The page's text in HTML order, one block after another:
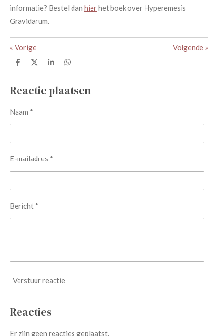
informatie? Bestel dan hierhet boek over Hyperemesis
Gravidarum.
« Vorige Volgende »
D
e
n
D
l
S
r
e
D
e
n
Reactie plaatsen
Naam *
E-mailadres *
Bericht *
Verstuur reactie
Reacties
Er zijn geen reacties geplaatst.